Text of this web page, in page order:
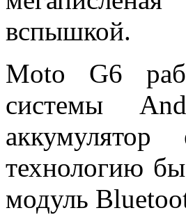
вспышкой.
Moto G6
системы
технологию
модуль